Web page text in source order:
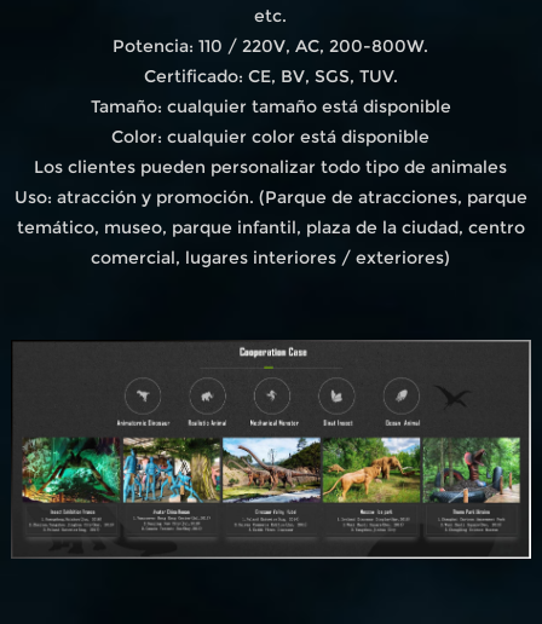
etc.
Potencia: 110 / 220V, AC, 200-800W.
Certificado: CE, BV, SGS, TUV.
Tamaño: cualquier tamaño está disponible
Color: cualquier color está disponible
Los clientes pueden personalizar todo tipo de animales
Uso: atracción y promoción. (Parque de atracciones, parque
temático, museo, parque infantil, plaza de la ciudad, centro
comercial, lugares interiores / exteriores)